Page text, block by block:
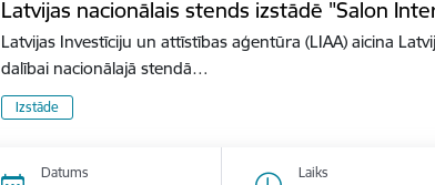
Latvijas nacionālais stends izstādē "Salon
Latvijas Investīciju un attīstības aģentūra (LIAA) aicina
dalībai nacionālajā stendā…
Izstāde
Datums Laiks